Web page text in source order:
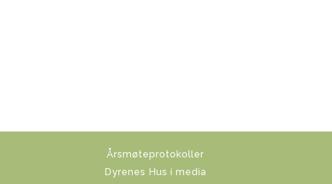
Årsmøteprotokoller
Dyrenes Hus i media